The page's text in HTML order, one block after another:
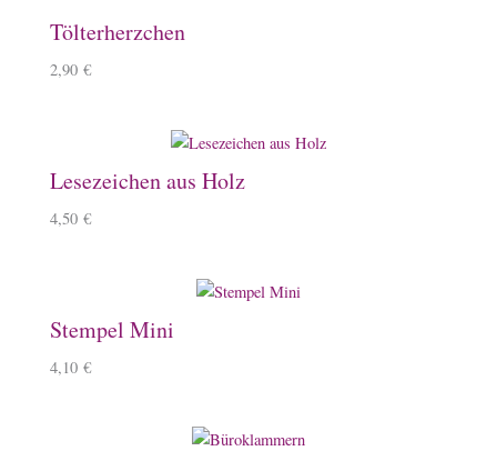
Tölterherzchen
2,90 €
Lesezeichen aus Holz
4,50 €
Stempel Mini
4,10 €